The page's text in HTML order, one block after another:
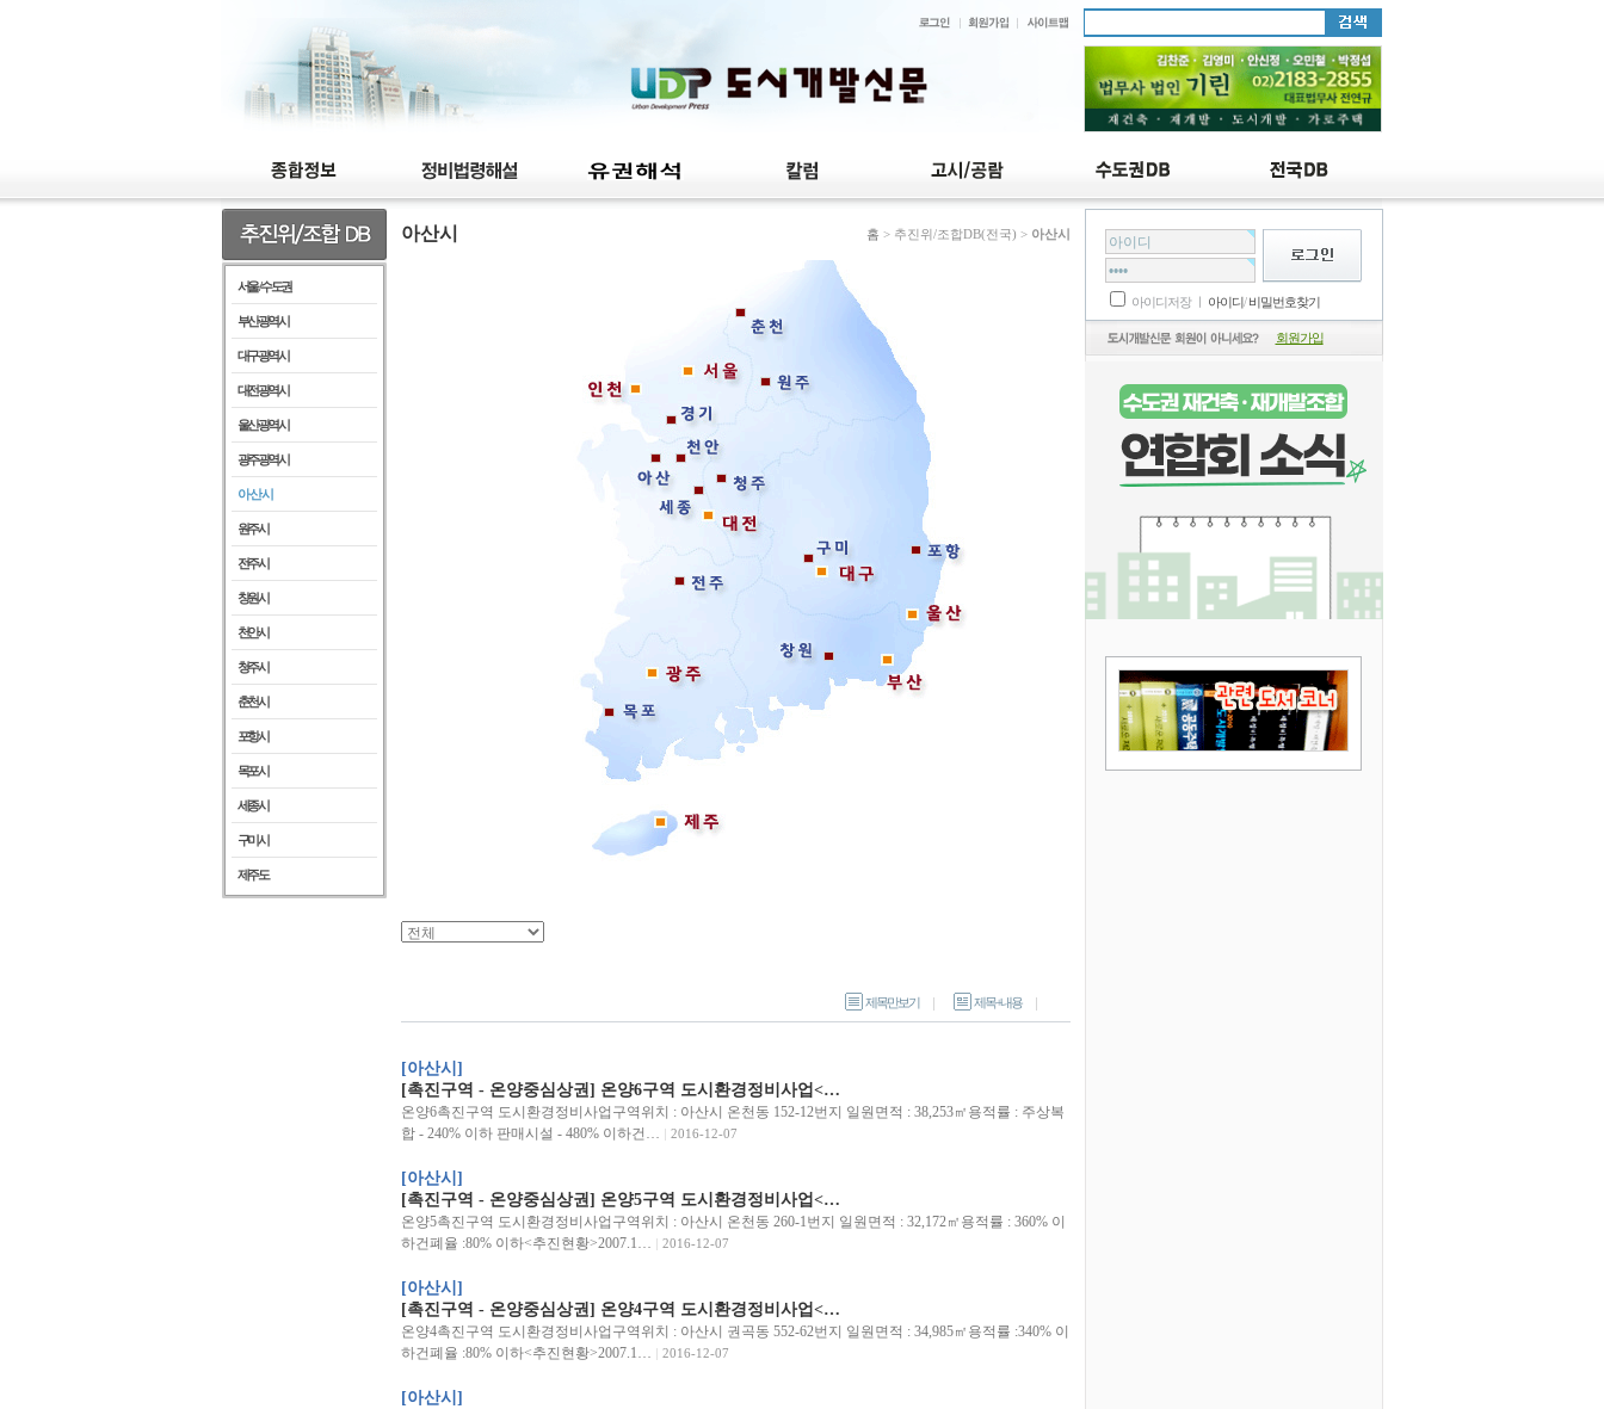
서울 / 수도권
부산광역시
대구광역시
대전광역시
울산광역시
광주광역시
아산시
원주시
전주시
창원시
천안시
청주시
춘천시
포항시
목포시
세종시
구미시
제주도
아산시 홈 > 추진위/조합DB(전국) > 아산시
제목만보기 제목+내용
[아산시]
[촉진구역 - 온양중심상권] 온양6구역 도시환경정비사업<…
온양6촉진구역 도시환경정비사업구역위치 : 아산시 온천동 152-12번지 일원면적 : 38,253㎡용적률 : 주상복
합 - 240% 이하 판매시설 - 480% 이하건…
2016-12-07
[아산시]
[촉진구역 - 온양중심상권] 온양5구역 도시환경정비사업<…
온양5촉진구역 도시환경정비사업구역위치 : 아산시 온천동 260-1번지 일원면적 : 32,172㎡용적률 : 360% 이
하건폐율 :80% 이하<추진현황>2007.1…
2016-12-07
[아산시]
[촉진구역 - 온양중심상권] 온양4구역 도시환경정비사업<…
온양4촉진구역 도시환경정비사업구역위치 : 아산시 권곡동 552-62번지 일원면적 : 34,985㎡용적률 :340% 이
하건폐율 :80% 이하<추진현황>2007.1…
2016-12-07
[아산시]
아이디저장 ㅣ 아이디/비밀번호찾기
회원가입